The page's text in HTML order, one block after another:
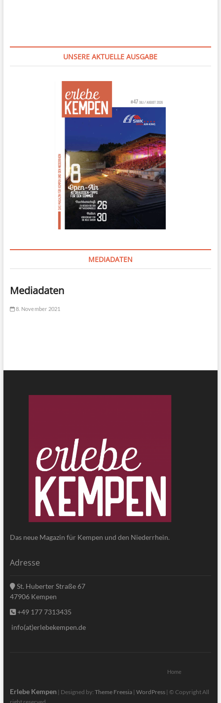
UNSERE AKTUELLE AUSGABE
MEDIADATEN
Mediadaten
8. November 2021
Das neue Magazin für Kempen und den Niederrhein.
Adresse
St. Huberter Straße 67
47906 Kempen
+49 177 7313435
info(at)erlebekempen.de
Home
Erlebe Kempen | Designed by: Theme Freesia| WordPress| © Copyright All